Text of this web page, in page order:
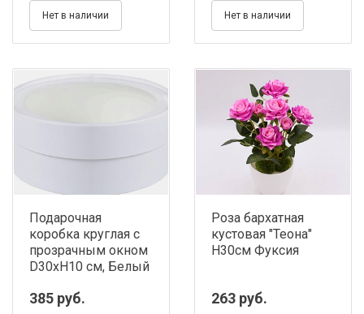
Нет в наличии Нет в наличии
Подарочная
коробка круглая с
прозрачным окном
D30хH10 см, Белый
385 руб.
Роза бархатная
кустовая "Теона"
H30см Фуксия
263 руб.